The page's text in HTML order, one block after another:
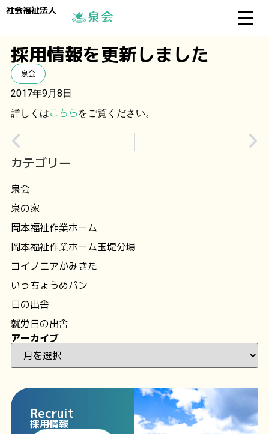
社会福祉法人
採用情報を更新しました
泉会
2017年9月8日
詳しくはこちら をご覧ください。
カテゴリー
泉会
泉の家
岡本福祉作業ホーム
岡本福祉作業ホーム玉堤分場
コイノニアかみきた
いっちょうめパン
日の出舎
就労日の出舎
アーカイブ
Recruit
採用情報